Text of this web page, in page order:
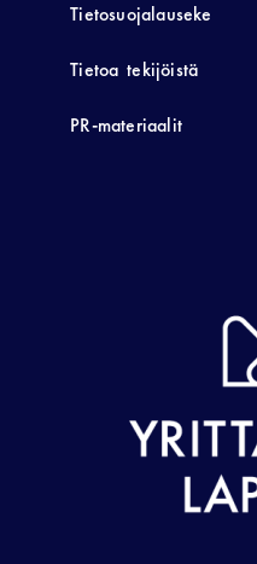
Tietosuojalauseke
Tietoa tekijöistä
PR-materiaalit